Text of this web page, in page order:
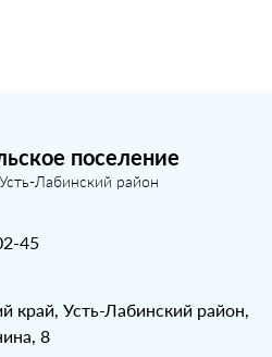
поселение
Лабинский район
45
край, Усть-Лабинский район,
8